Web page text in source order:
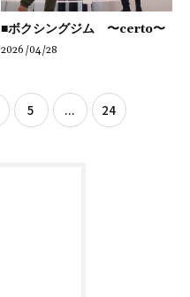
■ボクシングジム 〜certo〜
2026/04/28
5 ... 24